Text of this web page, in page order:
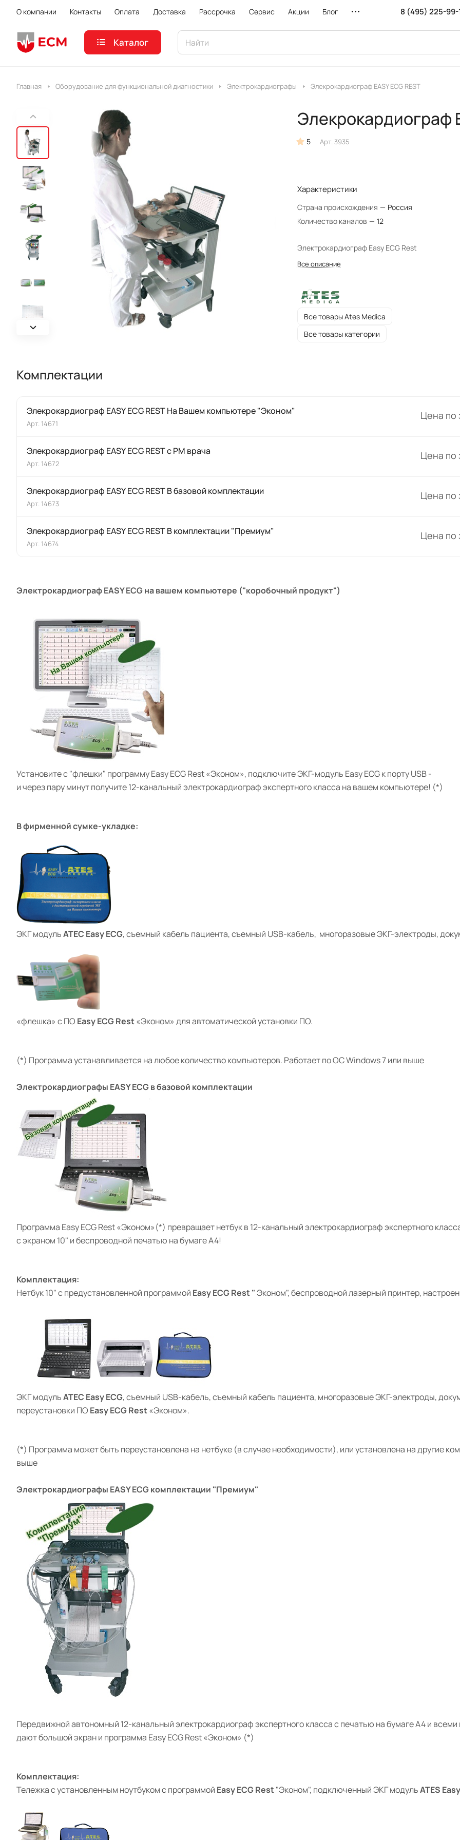
О компании Контакты Оплата Доставка Рассрочка Сервис Акции Блог 8 (495) 225-99-
Каталог
Главная Оборудование для функциональной диагностики Электрокардиографы Элекрокардиограф EASY ECG REST
Элекрокардиограф
5 Арт. 3935
Характеристики
Страна происхождения — Россия
Количество каналов — 12
Электрокардиограф Easy ECG Rest
Все описание
Все товары Ates Medica
Все товары категории
Комплектации
Элекрокардиограф EASY ECG REST На Вашем компьютере "Эконом"
Арт. 14671
Цена по
Элекрокардиограф EASY ECG REST с РМ врача
Арт. 14672
Цена по
Элекрокардиограф EASY ECG REST В базовой комплектации
Арт. 14673
Цена по
Элекрокардиограф EASY ECG REST В комплектации "Премиум"
Арт. 14674
Цена по
ЭлектрокардиографEASY ECGна вашем компьютере ("коробочный продукт")
Установите с "флешки" программуEasy ECG Rest«Эконом», подключите ЭКГ-модуль Easy ECGк порту USB -
и через пару минут получите12-канальный электрокардиографэкспертного класса на вашем компьютере! (*)
В фирменной сумке-укладке:
ЭКГ модульATEC Easy ECG, съемный кабель пациента, съемный USB-кабель, многоразовые ЭКГ-электроды,
«флешка» с ПО Easy ECG Rest«Эконом» для автоматической установки ПО.
(*) Программа устанавливается на любое количество компьютеров. Работает по ОС Windows 7 или выше
Электрокардиографы EASY ECGв базовой комплектации
Программа Easy ECG Rest«Эконом»(*) превращает нетбукв 12-канальный электрокардиографэкспертного
с экраном 10" и беспроводной печатью на бумаге А4!
Комплектация:
Нетбук 10" с предустановленной программой Easy ECG Rest "Эконом",беспроводной лазерный принтер,
ЭКГ модульАТЕС Easy ECG, съемный USB-кабель, съемный кабель пациента, многоразовые ЭКГ-электроды,
переустановки ПО Easy ECG Rest«Эконом».
(*) Программа может быть переустановлена на нетбуке (в случае необходимости), или установлена на другие
выше
Электрокардиографы EASY ECGкомплектации "Премиум"
Передвижной автономный 12-канальный электрокардиографэкспертного классас печатью на бумаге A4и
дают большой экрани программа Easy ECG Rest«Эконом» (*)
Комплектация:
Тележка с установленным ноутбуком с программой Easy ECG Rest"Эконом", подключенный ЭКГ модульATES